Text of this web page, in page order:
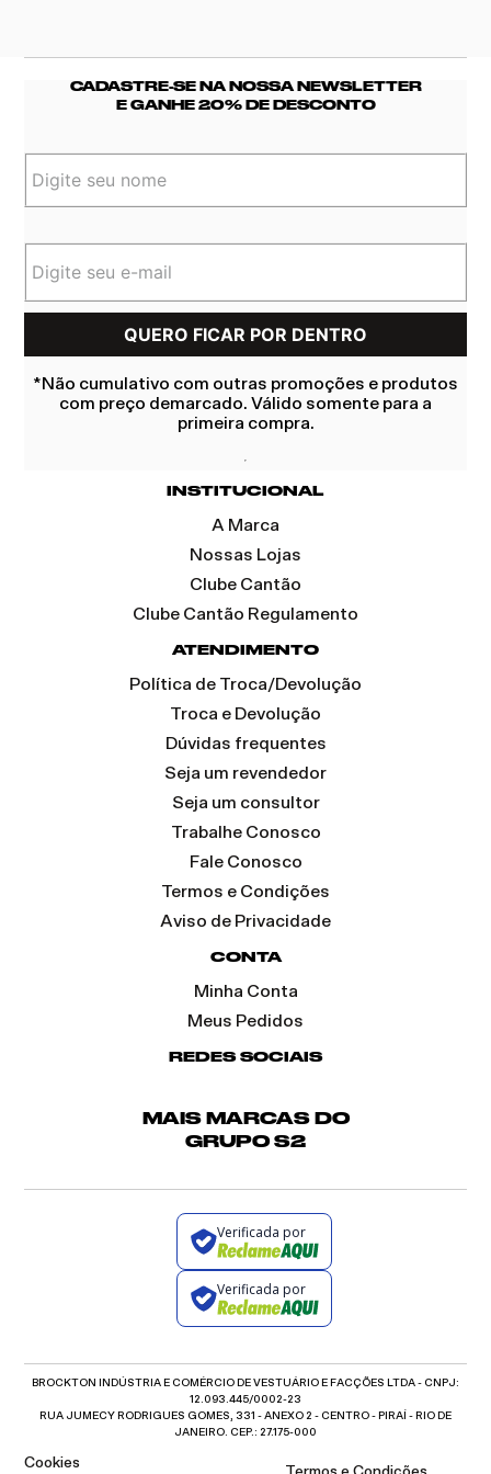
CADASTRE-SE NA NOSSA NEWSLETTER
E GANHE 20% DE DESCONTO
*Não cumulativo com outras promoções e produtos
com preço demarcado. Válido somente para a
primeira compra.
INSTITUCIONAL
A Marca
Nossas Lojas
Clube Cantão
Clube Cantão Regulamento
ATENDIMENTO
Política de Troca/Devolução
Troca e Devolução
Dúvidas frequentes
Seja um revendedor
Seja um consultor
Trabalhe Conosco
Fale Conosco
Termos e Condições
Aviso de Privacidade
CONTA
Minha Conta
Meus Pedidos
REDES SOCIAIS
MAIS MARCAS DO
GRUPO S2
Verificada por
Verificada por
BROCKTON INDÚSTRIA E COMÉRCIO DE VESTUÁRIO E FACÇÕES LTDA - CNPJ:
12.093.445/0002-23
RUA JUMECY RODRIGUES GOMES, 331 - ANEXO 2 - CENTRO - PIRAÍ - RIO DE
JANEIRO. CEP.: 27.175-000
Cookies